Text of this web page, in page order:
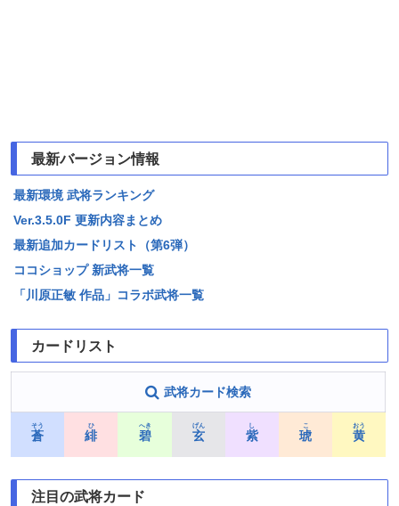
最新バージョン情報
最新環境 武将ランキング
Ver.3.5.0F 更新内容まとめ
最新追加カードリスト（第6弾）
ココショップ 新武将一覧
「川原正敏 作品」コラボ武将一覧
カードリスト
武将カード検索
蒼
そう
緋
ひ
碧
へき
玄
げん
紫
し
琥
こ
黄
おう
注目の武将カード